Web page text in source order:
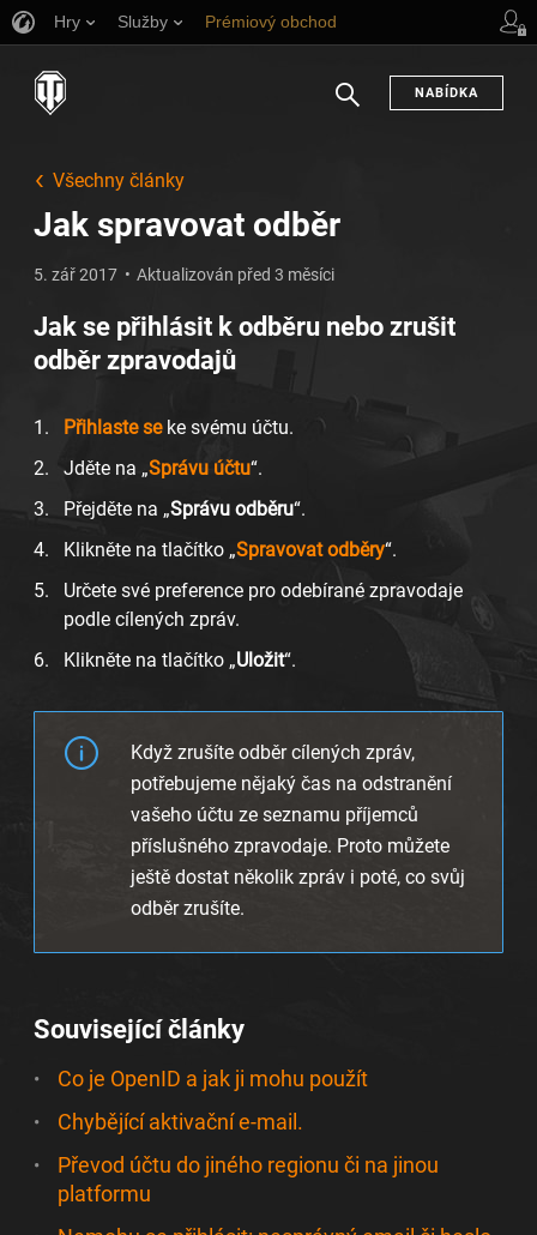
Hry Služby Prémiový obchod
NABÍDKA
Všechny články
Jak spravovat odběr
5. zář 2017 Aktualizován před 3 měsíci
Jak se přihlásit k odběru nebo zrušit
odběr zpravodajů
Přihlaste seke svému účtu.
Jděte na „Správu účtu“.
Přejděte na „Správu odběru“.
Klikněte na tlačítko „Spravovat odběry“.
Určete své preference pro odebírané zpravodaje
podle cílených zpráv.
Klikněte na tlačítko „Uložit“.
Když zrušíte odběr cílených zpráv,
potřebujeme nějaký čas na odstranění
vašeho účtu ze seznamu příjemců
příslušného zpravodaje. Proto můžete
ještě dostat několik zpráv i poté, co svůj
odběr zrušíte.
Související články
Co je OpenID a jak ji mohu použít
Chybějící aktivační e-mail.
Převod účtu do jiného regionu či na jinou
platformu